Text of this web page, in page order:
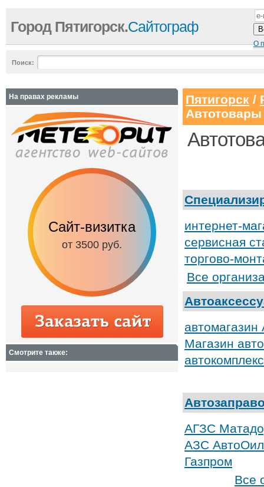
О
Город Пятигорск.Сайтограф
Поиск:
Пятигорск /
Автотовары
интернет-
сервисная
торгово-
Все
Магазин
АГЗС
АЗС АвтоОил
Газпром
Все
На правах рекламы
Сайт с каталогом
от 6500 руб.
сайт
от 15000
Смотрите также: